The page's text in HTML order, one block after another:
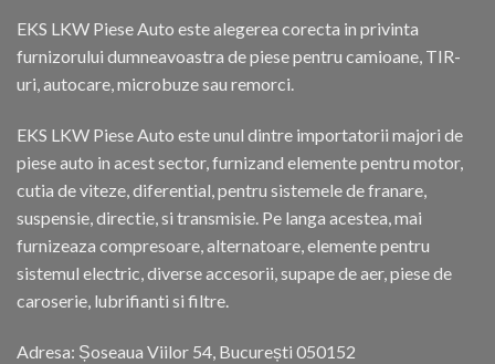
EKS LKW Piese Auto este alegerea corecta in privinta
furnizorului dumneavoastra de piese pentru camioane, TIR-
uri, autocare, microbuze sau remorci.
EKS LKW Piese Auto este unul dintre importatorii majori de
piese auto in acest sector, furnizand elemente pentru motor,
cutia de viteze, diferential, pentru sistemele de franare,
suspensie, directie, si transmisie. Pe langa acestea, mai
furnizeaza compresoare, alternatoare, elemente pentru
sistemul electric, diverse accesorii, supape de aer, piese de
caroserie, lubrifianti si filtre.
Adresa: Șoseaua Viilor 54, București 050152